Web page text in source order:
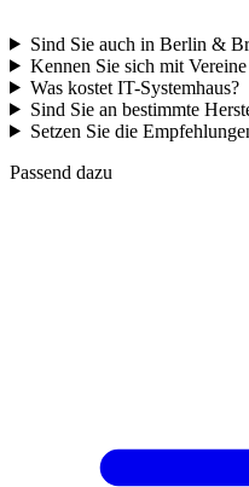
Sind Sie auch in Berlin &
Kennen Sie sich mit
Was kostet IT-Systemhaus?
Sind Sie an bestimmte
Setzen Sie die
Passend dazu